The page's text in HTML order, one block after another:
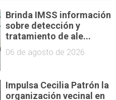
Brinda IMSS información
sobre detección y
tratamiento de ale...
06 de agosto de 2026
Impulsa Cecilia Patrón la
organización vecinal en